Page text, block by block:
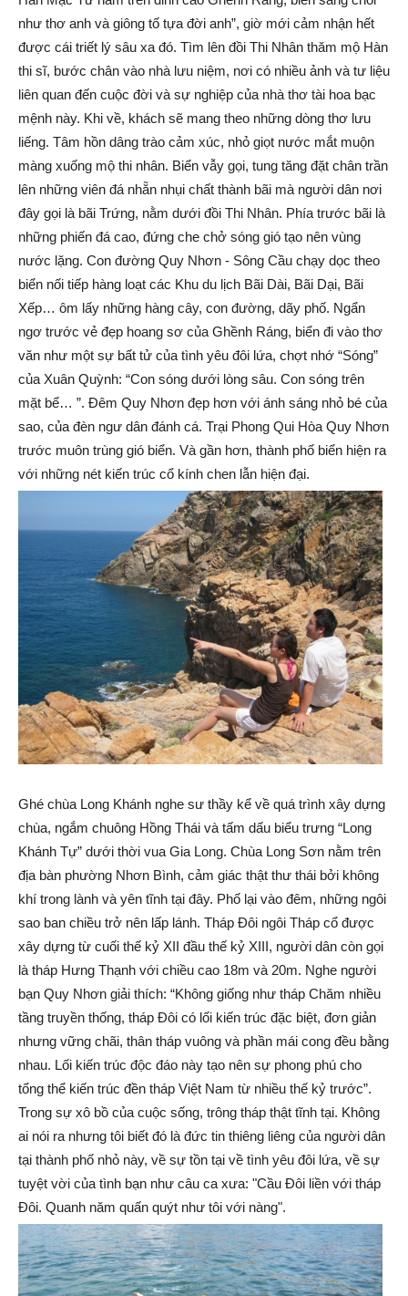
như thơ anh và giông tố tựa đời anh”, giờ mới cảm nhận hết
được cái triết lý sâu xa đó. Tìm lên đồi Thi Nhân thăm mộ Hàn
thi sĩ, bước chân vào nhà lưu niệm, nơi có nhiều ảnh và tư liệu
liên quan đến cuộc đời và sự nghiệp của nhà thơ tài hoa bạc
mệnh này. Khi về, khách sẽ mang theo những dòng thơ lưu
liếng. Tâm hồn dâng trào cảm xúc, nhỏ giọt nước mắt muộn
màng xuống mộ thi nhân. Biển vẫy gọi, tung tăng đặt chân trần
lên những viên đá nhẵn nhụi chất thành bãi mà người dân nơi
đây gọi là bãi Trứng, nằm dưới đồi Thi Nhân. Phía trước bãi là
những phiến đá cao, đứng che chở sóng gió tạo nên vùng
nước lặng. Con đường Quy Nhơn - Sông Cầu chạy dọc theo
biển nối tiếp hàng loạt các Khu du lịch Bãi Dài, Bãi Dại, Bãi
Xếp… ôm lấy những hàng cây, con đường, dãy phố. Ngẩn
ngơ trước vẻ đẹp hoang sơ của Ghềnh Ráng, biển đi vào thơ
văn như một sự bất tử của tình yêu đôi lứa, chợt nhớ “Sóng”
của Xuân Quỳnh: “Con sóng dưới lòng sâu. Con sóng trên
mặt bể… ”. Đêm Quy Nhơn đẹp hơn với ánh sáng nhỏ bé của
sao, của đèn ngư dân đánh cá. Trại Phong Qui Hòa Quy Nhơn
trước muôn trùng gió biển. Và gần hơn, thành phố biển hiện ra
với những nét kiến trúc cổ kính chen lẫn hiện đại.
Ghé chùa Long Khánh nghe sư thầy kể về quá trình xây dựng
chùa, ngắm chuông Hồng Thái và tấm dấu biểu trưng “Long
Khánh Tự” dưới thời vua Gia Long. Chùa Long Sơn nằm trên
địa bàn phường Nhơn Bình, cảm giác thật thư thái bởi không
khí trong lành và yên tĩnh tại đây. Phố lại vào đêm, những ngôi
sao ban chiều trở nên lấp lánh. Tháp Đôi ngôi Tháp cổ được
xây dựng từ cuối thế kỷ XII đầu thế kỷ XIII, người dân còn gọi
là tháp Hưng Thạnh với chiều cao 18m và 20m. Nghe người
bạn Quy Nhơn giải thích: “Không giống như tháp Chăm nhiều
tầng truyền thống, tháp Đôi có lối kiến trúc đặc biệt, đơn giản
nhưng vững chãi, thân tháp vuông và phần mái cong đều bằng
nhau. Lối kiến trúc độc đáo này tạo nên sự phong phú cho
tổng thể kiến trúc đền tháp Việt Nam từ nhiều thế kỷ trước”.
Trong sự xô bồ của cuộc sống, trông tháp thật tĩnh tại. Không
ai nói ra nhưng tôi biết đó là đức tin thiêng liêng của người dân
tại thành phố nhỏ này, về sự tồn tại về tình yêu đôi lứa, về sự
tuyệt vời của tình bạn như câu ca xưa: "Cầu Đôi liền với tháp
Đôi. Quanh năm quấn quýt như tôi với nàng".